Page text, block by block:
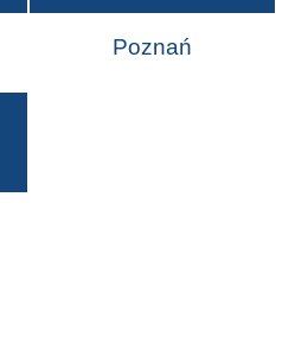
Poznań